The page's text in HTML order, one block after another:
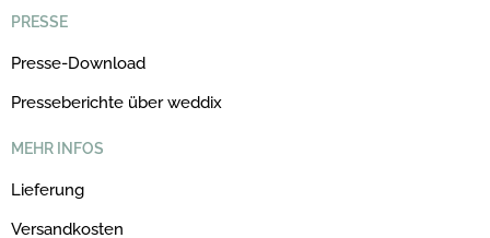
PRESSE
Presse-Download
Presseberichte über weddix
MEHR INFOS
Lieferung
Versandkosten